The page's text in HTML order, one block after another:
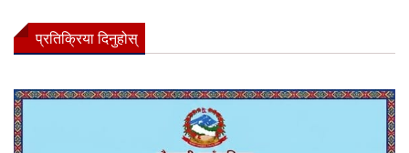
प्रतिक्रिया दिनुहोस्